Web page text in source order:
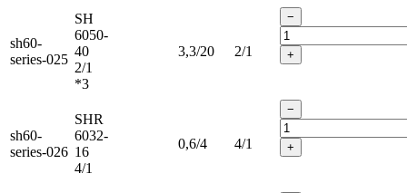
sh60-
series-025
SH
6050-
40
2/1
*3
3,3/20 2/1
−
+
sh60-
series-026
SHR
6032-
16
4/1
0,6/4 4/1
−
+